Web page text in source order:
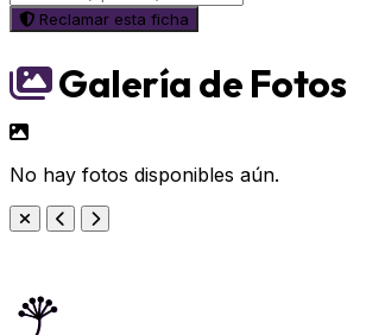
Reclamar esta ficha
Galería de Fotos
No hay fotos disponibles aún.